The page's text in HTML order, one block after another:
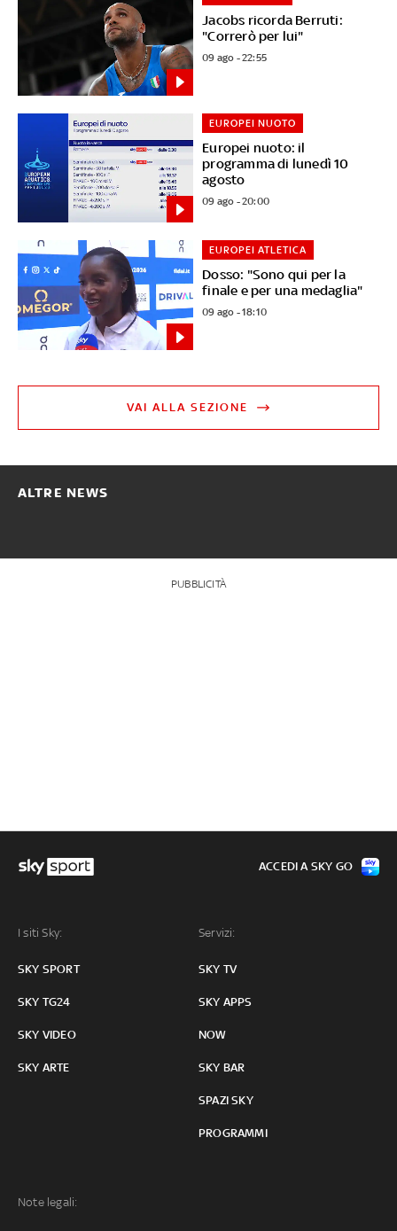
Jacobs ricorda Berruti:
"Correrò per lui"
09 ago - 22:55
Europei nuoto: il
programma di lunedì 10
agosto
EUROPEI NUOTO
09 ago - 20:00
Dosso: "Sono qui per la
finale e per una medaglia"
EUROPEI ATLETICA
09 ago - 18:10
VAI ALLA SEZIONE
ALTRE NEWS
PUBBLICITÀ
I siti Sky:
SKY SPORT
SKY TG24
SKY VIDEO
SKY ARTE
Servizi:
SKY TV
SKY APPS
NOW
SKY BAR
SPAZI SKY
PROGRAMMI
Note legali:
ACCEDI A SKY GO